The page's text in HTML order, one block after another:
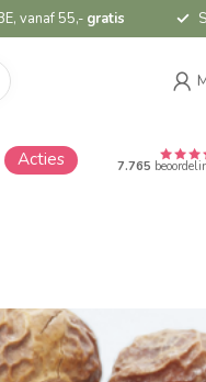
vanaf 55,- gratis
Acties 7.765